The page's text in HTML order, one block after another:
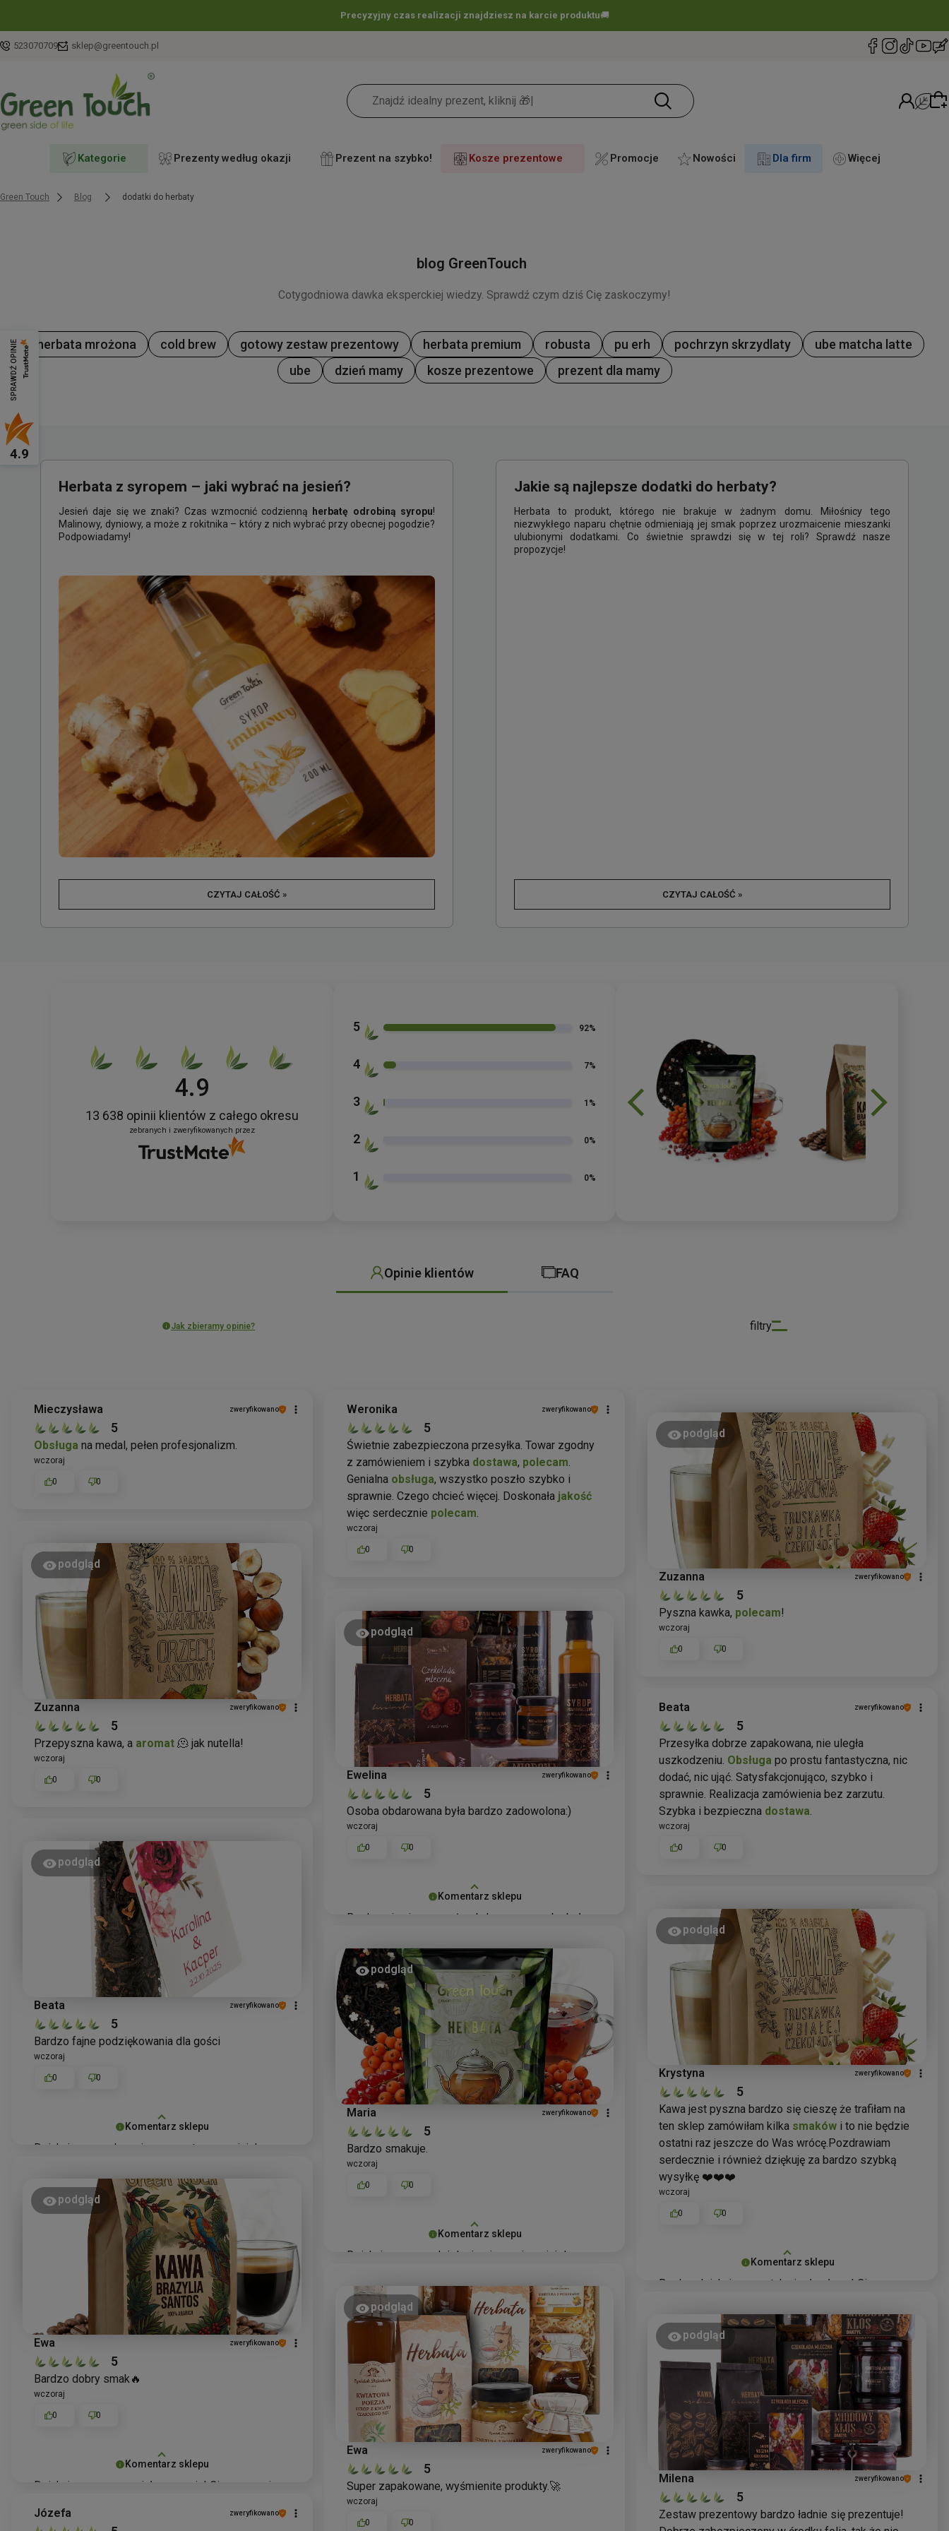
Precyzyjny czas realizacji znajdziesz na karcie produktu🚚
523070709 sklep@greentouch.pl
Kategorie Prezenty według okazji Prezent na szybko! Kosze prezentowe Promocje Nowości Dla firm Więcej
Green Touch Blog dodatki do herbaty
blog GreenTouch
Cotygodniowa dawka eksperckiej wiedzy. Sprawdź czym dziś Cię zaskoczymy!
herbata mrożona cold brew gotowy zestaw prezentowy herbata premium robusta pu erh pochrzyn skrzydlaty
ube matcha latte
ube
dzień mamy kosze prezentowe prezent dla mamy
Herbata z syropem – jaki wybrać na jesień?
Jesień daje się we znaki? Czas wzmocnić codzienną herbatę odrobiną syropu!
Malinowy, dyniowy, a może z rokitnika – który z nich wybrać przy obecnej pogodzie?
Podpowiadamy!
CZYTAJ CAŁOŚĆ »
Jakie są najlepsze dodatki do herbaty?
Herbata to produkt, którego nie brakuje w żadnym domu. Miłośnicy tego
niezwykłego naparu chętnie odmieniają jej smak poprzez urozmaicenie mieszanki
ulubionymi dodatkami. Co świetnie sprawdzi się w tej roli? Sprawdź nasze
propozycje!
CZYTAJ CAŁOŚĆ »
4.9
13 638 opinii klientów z całego okresu
zebranych i zweryfikowanych przez
5 92%
4 7%
3 1%
2 0%
1 0%
Opinie klientów FAQ
filtry
Jak zbieramy opinie?
Mieczysława zweryfikowano
5
Obsługa na medal, pełen profesjonalizm.
wczoraj
0 0
Weronika zweryfikowano
5
Świetnie zabezpieczona przesyłka. Towar zgodny
z zamówieniem i szybka dostawa, polecam
Genialna obsługa, wszystko poszło szybko i
sprawnie. Czego chcieć więcej. Doskonała jakość
więc serdecznie polecam
wczoraj
0 0
podgląd
Zuzanna zweryfikowano
5
Pyszna kawka, polecam!
wczoraj
0 0
podgląd
Zuzanna zweryfikowano
5
Przepyszna kawa, a aromat 🫠 jak nutella!
wczoraj
0 0
Komentarz sklepu
Bardzo się cieszymy, że obdarowana osoba była
dla nas ogromna radość wiedzieć, że nasze
produkty przynoszą radość i spełniają oczekiwania.
Jeśli będziesz potrzebowała kolejnych
wyjątkowychprezentów, zapraszamy ponownie
do Green Touch.
podgląd
Ewelina zweryfikowano
5
Osoba obdarowana była bardzo zadowolona:)
wczoraj
0 0
Beata zweryfikowano
5
Przesyłka dobrze zapakowana, nie uległa
uszkodzeniu. Obsługa po prostu fantastyczna, nic
dodać, nic ująć. Satysfakcjonująco, szybko i
sprawnie. Realizacja zamówienia bez zarzutu.
Szybka i bezpieczna dostawa
wczoraj
0 0
Komentarz sklepu
Dziękujemy serdecznie za pozytywną opinię!
podziękowanie dla gości przypadła Pani do gustu.
Staramy się, aby nasze produkty były nie tylko
estetyczne, ale i wyjątkowe, dlatego takie
komentarze są dla nas bardzo cenne. Pozdrawiamy
podgląd
Beata zweryfikowano
5
Bardzo fajne podziękowania dla gości
wczoraj
0 0
Komentarz sklepu
Bardzo dziękujemy za tak ciepłe słowa! Cieszymy
czekoladą przypadła Pani do gustu. To wspaniale,
że nasza szybka
wysyłka spełniła Pani
oczekiwania. Zapraszamy ponownie do odkrywania
kolejnychsmakóww naszej ofercie. Pozdrawiamy
serdecznie!
podgląd
Krystyna zweryfikowano
5
Kawa jest pyszna bardzo się cieszę że trafiłam na
ten sklep zamówiłam kilka smaków i to nie będzie
ostatni raz jeszcze do Was wrócę.Pozdrawiam
serdecznie i również dziękuję za bardzo szybką
wysyłkę ❤️❤️❤️
wczoraj
0 0
Komentarz sklepu
Dziękujemy za podzielenie się swoją opinią!
płatkami śniegu i jarzębiną przypadła Pani do gustu.
To wyjątkowa mieszanka, która idealnie wpisuje się
w świąteczny klimat. Mamy nadzieję, że będzie
Pani towarzyszyć w wielu miłych chwilach.
podgląd
Maria zweryfikowano
5
Bardzo smakuje.
wczoraj
0 0
Komentarz sklepu
Dziękujemy za wspaniałą recenzję! Cieszymy się,
swoimsmakiem
. To dla nas ogromna radość, gdy
podgląd
Ewa zweryfikowano
5
Bardzo dobry smak🔥
wczoraj
0 0
podgląd
Ewa zweryfikowano
5
Super zapakowane, wyśmienite produkty.🚀
wczoraj
0 0
podgląd
Milena zweryfikowano
5
Zestaw prezentowy bardzo ładnie się prezentuje!
Józefa zweryfikowano
SPRAWDŹ OPINIE
4.9